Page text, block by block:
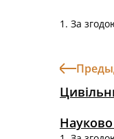
1. За